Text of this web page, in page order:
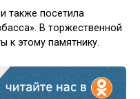
также посетила
В торжественной
к этому памятнику.